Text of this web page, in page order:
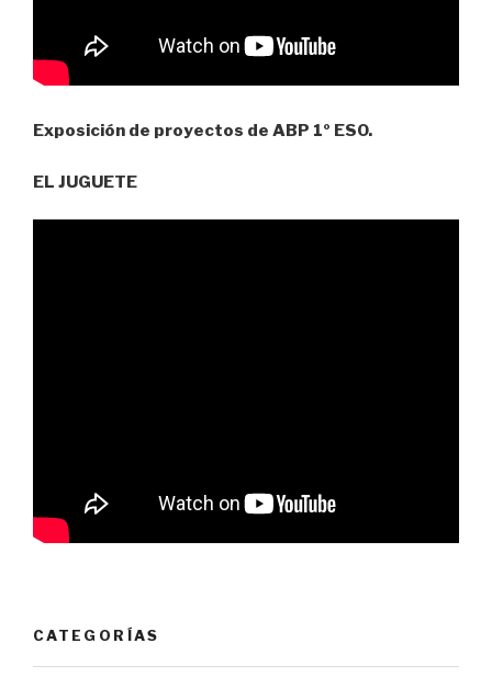
Exposición de proyectos de ABP 1º ESO.
EL JUGUETE
CATEGORÍAS